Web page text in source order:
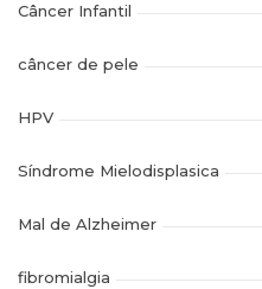
Câncer Infantil
câncer de pele
HPV
Síndrome Mielodisplasica
Mal de Alzheimer
fibromialgia